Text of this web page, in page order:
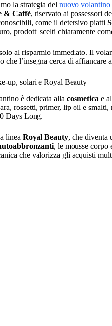
la strategia del nuovo volantino
& Caffè, riservato ai possessori
come il detersivo piatti
prodotti scelti chiaramente
al risparmio immediato. Il
che l’insegna cerca di
up, solari e Royal Beauty
è dedicata alla cosmetica e
rossetti, primer, lip oil e
Days Long.
linea Royal Beauty, che diventa
, le mousse
che valorizza gli acquisti